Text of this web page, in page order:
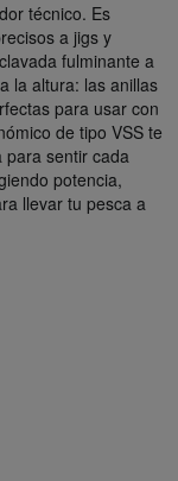
técnico. Es
a jigs y
fulminante a
la altura: las anillas
para usar con
de tipo VSS te
para sentir cada
potencia,
llevar tu pesca a